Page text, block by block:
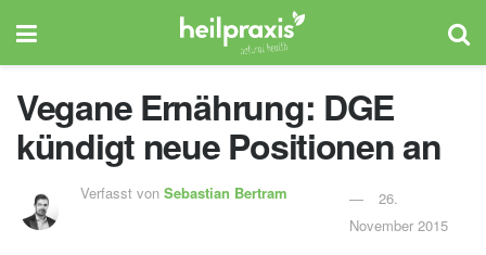
Vegane Ernährung: DGE
kündigt neue Positionen an
Verfasst von Sebastian Bertram
26.
November 2015